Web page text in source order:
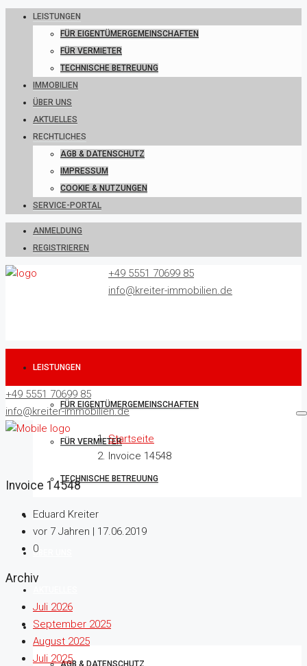
LEISTUNGEN
FÜR EIGENTÜMERGEMEINSCHAFTEN
FÜR VERMIETER
TECHNISCHE BETREUUNG
IMMOBILIEN
ÜBER UNS
AKTUELLES
RECHTLICHES
AGB & DATENSCHUTZ
IMPRESSUM
COOKIE & NUTZUNGEN
SERVICE-PORTAL
ANMELDUNG
REGISTRIEREN
+49 5551 70699 85
info@kreiter-immobilien.de
LEISTUNGEN
FÜR EIGENTÜMERGEMEINSCHAFTEN
FÜR VERMIETER
TECHNISCHE BETREUUNG
IMMOBILIEN
ÜBER UNS
RECHTLICHES
AGB & DATENSCHUTZ
+49 5551 70699 85
info@kreiter-immobilien.de
Startseite
Invoice 14548
Invoice 14548
Eduard Kreiter
vor 7 Jahren | 17.06.2019
0
Archiv
Juli 2026
September 2025
August 2025
Juli 2025